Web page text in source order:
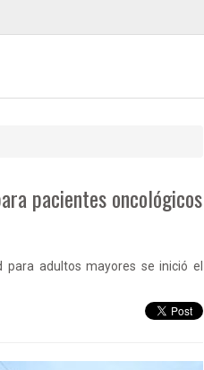
pacientes oncológicos
adultos mayores se inició el